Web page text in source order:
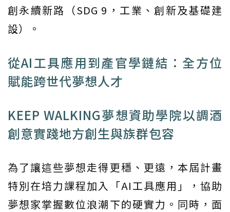
創永續新路（SDG 9，工業、創新及基礎建
設）。
從AI工具應用到產官學鏈結：全方位
賦能跨世代夢想人才
KEEP WALKING夢想資助學院以調酒
創意實踐地方創生與族群包容
為了讓這些夢想走得更穩、更遠，本屆計畫
特別在培力課程加入「AI工具應用」，協助
夢想家掌握數位浪潮下的硬實力。同時，面